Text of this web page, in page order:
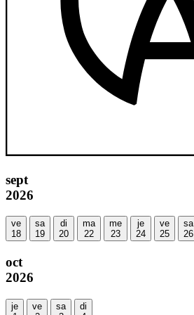
sept
2026
ve
18
sa
19
di
20
ma
22
me
23
je
24
ve
25
sa
26
oct
2026
je
ve
sa
di